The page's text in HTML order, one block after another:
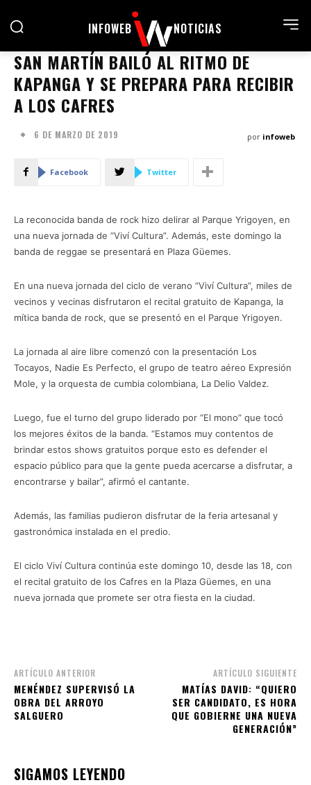
INFOWEB NOTICIAS
SAN MARTÍN BAILÓ AL RITMO DE
KAPANGA Y SE PREPARA PARA RECIBIR
A LOS CAFRES
6 DE MARZO DE 2019 por infoweb
Facebook Twitter
La reconocida banda de rock hizo delirar al Parque Yrigoyen, en
una nueva jornada de “Viví Cultura”. Además, este domingo la
banda de reggae se presentará en Plaza Güemes.
En una nueva jornada del ciclo de verano “Viví Cultura”, miles de
vecinos y vecinas disfrutaron el recital gratuito de Kapanga, la
mítica banda de rock, que se presentó en el Parque Yrigoyen.
La jornada al aire libre comenzó con la presentación Los
Tocayos, Nadie Es Perfecto, el grupo de teatro aéreo Expresión
Mole, y la orquesta de cumbia colombiana, La Delio Valdez.
Luego, fue el turno del grupo liderado por “El mono” que tocó
los mejores éxitos de la banda. “Estamos muy contentos de
brindar estos shows gratuitos porque esto es defender el
espacio público para que la gente pueda acercarse a disfrutar, a
encontrarse y bailar”, afirmó el cantante.
Además, las familias pudieron disfrutar de la feria artesanal y
gastronómica instalada en el predio.
El ciclo Viví Cultura continúa este domingo 10, desde las 18, con
el recital gratuito de los Cafres en la Plaza Güemes, en una
nueva jornada que promete ser otra fiesta en la ciudad.
ARTÍCULO ANTERIOR
MENÉNDEZ SUPERVISÓ LA
OBRA DEL ARROYO
SALGUERO
ARTÍCULO SIGUIENTE
MATÍAS DAVID: “QUIERO
SER CANDIDATO, ES HORA
QUE GOBIERNE UNA NUEVA
GENERACIÓN”
SIGAMOS LEYENDO